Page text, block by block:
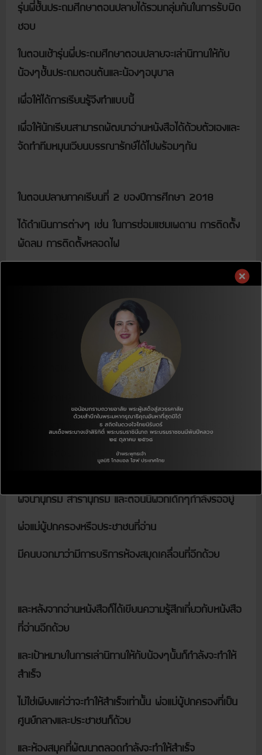
รุ่นพี่ชั้นประถมศึกษาตอนปลายได้รวมกลุ่มกันในการรับผิด
ชอบ
ในตอนเช้ารุ่นพี่ประถมศึกษาตอนปลายจะเล่านิทานให้กับ
น้องๆชั้นประถมตอนต้นและน้องๆอนุบาล
เพื่อให้ได้การเรียนรู้จึงทำแบบนี้
เพื่อให้นักเรียนสามารถพัฒนาอ่านหนังสือได้ด้วยตัวเองและ
จัดทำทีมหมุนเวียนบรรณารักษ์ได้ไปพร้อมๆกัน
ในตอนปลายภาคเรียนที่ 2 ของปีการศึกษา 2018
ได้ดำเนินการต่างๆ เช่น ในการซ่อมแซมเพดาน การติดตั้ง
พัดลม การติดตั้งหลอดไฟ
ดำเนินงานการปรับปรุงห้องสมุดในช่วงปิดภาคเรียน
สำหรับนักเรียน ได้ถามว่าหนังสือประเภทไหนที่ได้รับความ
เด็กๆได้ตอบมาว่า หนังสือที่เกี่ยวกับเรื่องของ
นักเรียนเกาหลีกับนักเรียนไทยเหมือนกันใช่ไหม?
และมีการถามอีกว่ามีอะไรที่ต้องการเพิ่มเติมมีอะไรหรือเปล่า
เด็กๆก็ได้ตอบมาว่าต้องการหนังสือ เช่น หนังสือที่เกี่ยวกับ
การเรียน หนังสือการ์ตูน
พจนานุกรม สารานุกรม และตอนนี้พวกเด็กๆกำลังรออยู่
พ่อแม่ผู้ปกครองหรือประชาชนที่อ่าน
มีคนบอกมาว่ามีการบริการห้องสมุดเคลื่อนที่อีกด้วย
และหลังจากอ่านหนังสือก็ได้เขียนความรู้สึกเกี่ยวกับหนังสือ
ที่อ่านอีกด้วย
และเป้าหมายในการเล่านิทานให้กับน้องๆนั้นก็กำลังจะทำให้
สำเร็จ
ไม่ใช่เพียงแค่ว่าจะทำให้สำเร็จเท่านั้น พ่อแม่ผู้ปกครองที่เป็น
ศูนย์กลางและประชาชนก็ด้วย
และห้องสมุคที่พัฒนาตลอดกำลังจะทำให้สำเร็จ